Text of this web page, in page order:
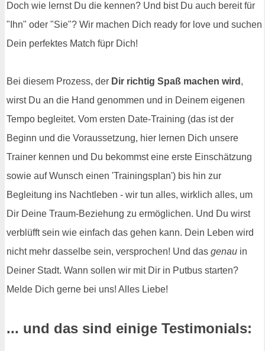
Doch wie lernst Du die kennen? Und bist Du auch bereit für
"Ihn" oder "Sie"? Wir machen Dich ready for love und suchen
Dein perfektes Match füpr Dich!
Bei diesem Prozess, der Dir richtig Spaß machen wird ,
wirst Du an die Hand genommen und in Deinem eigenen
Tempo begleitet. Vom ersten Date-Training (das ist der
Beginn und die Voraussetzung, hier lernen Dich unsere
Trainer kennen und Du bekommst eine erste Einschätzung
sowie auf Wunsch einen 'Trainingsplan') bis hin zur
Begleitung ins Nachtleben - wir tun alles, wirklich alles, um
Dir Deine Traum-Beziehung zu ermöglichen. Und Du wirst
verblüfft sein wie einfach das gehen kann. Dein Leben wird
nicht mehr dasselbe sein, versprochen! Und das genau in
Deiner Stadt. Wann sollen wir mit Dir in Putbus starten?
Melde Dich gerne bei uns! Alles Liebe!
... und das sind einige Testimonials: